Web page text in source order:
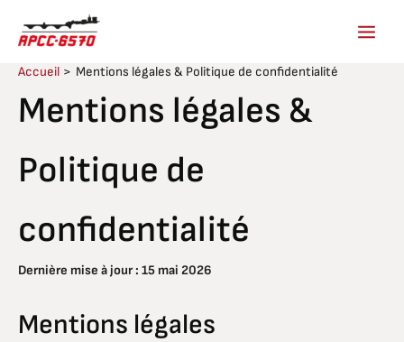
Accueil
Mentions légales & Politique de confidentialité
Mentions légales &
Politique de
confidentialité
Dernière mise à jour : 15 mai 2026
Mentions légales